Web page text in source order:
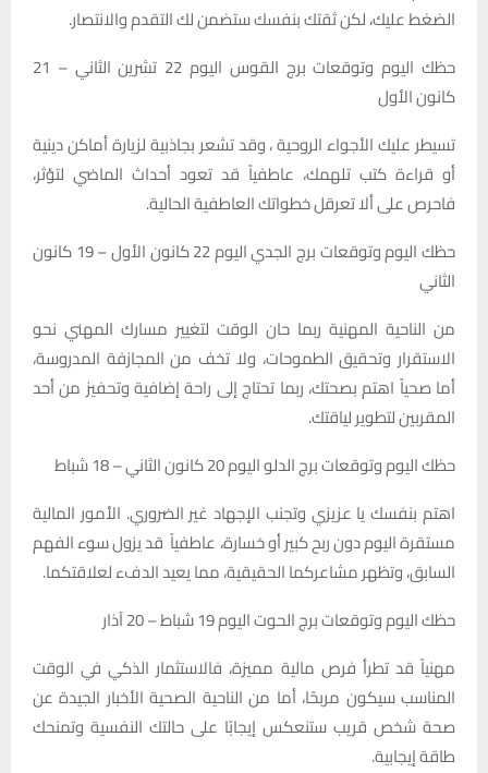
الضغط عليك، لكن ثقتك بنفسك ستضمن لك التقدم والانتصار.
حظك اليوم وتوقعات برج القوس اليوم 22 تشرين الثاني – 21
كانون الأول
تسيطر عليك الأجواء الروحية ، وقد تشعر بجاذبية لزيارة أماكن دينية
أو قراءة كتب تلهمك، عاطفياً قد تعود أحداث الماضي لتؤثر،
فاحرص على ألا تعرقل خطواتك العاطفية الحالية.
حظك اليوم وتوقعات برج الجدي اليوم 22 كانون الأول – 19 كانون
الثاني
من الناحية المهنية ربما حان الوقت لتغيير مسارك المهني نحو
الاستقرار وتحقيق الطموحات، ولا تخف من المجازفة المدروسة،
أما صحياً اهتم بصحتك، ربما تحتاج إلى راحة إضافية وتحفيز من أحد
المقربين لتطوير لياقتك.
حظك اليوم وتوقعات برج الدلو اليوم 20 كانون الثاني – 18 شباط
اهتم بنفسك يا عزيزي وتجنب الإجهاد غير الضروري. الأمور المالية
مستقرة اليوم دون ربح كبير أو خسارة، عاطفياً قد يزول سوء الفهم
السابق، وتظهر مشاعركما الحقيقية، مما يعيد الدفء لعلاقتكما.
حظك اليوم وتوقعات برج الحوت اليوم 19 شباط – 20 آذار
مهنياً قد تطرأ فرص مالية مميزة، فالاستثمار الذكي في الوقت
المناسب سيكون مربحًا، أما من الناحية الصحية الأخبار الجيدة عن
صحة شخص قريب ستنعكس إيجابًا على حالتك النفسية وتمنحك
طاقة إيجابية.